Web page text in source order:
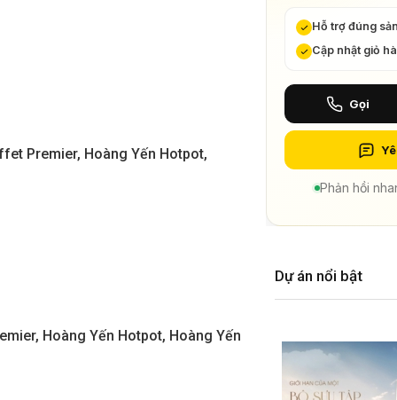
Premier, Hoàng Yến Hotpot,
Hoàng Yến Hotpot, Hoàng Yến
Hỗ trợ đúng
Cập nhật giỏ
Gọi
Phản hồi
Dự án nổi bật